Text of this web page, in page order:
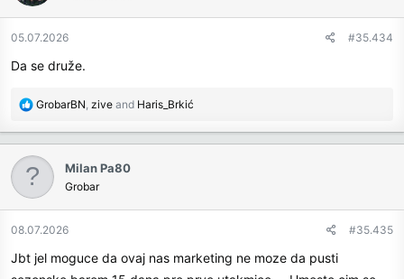
05.07.2026 #35.434
Da se druže.
R
a
c
t
n
:
GrobarBN zive and Haris_Brkić
Milan Pa80
Grobar
08.07.2026 #35.435
Jbt jel moguce da ovaj nas marketing ne moze da pusti